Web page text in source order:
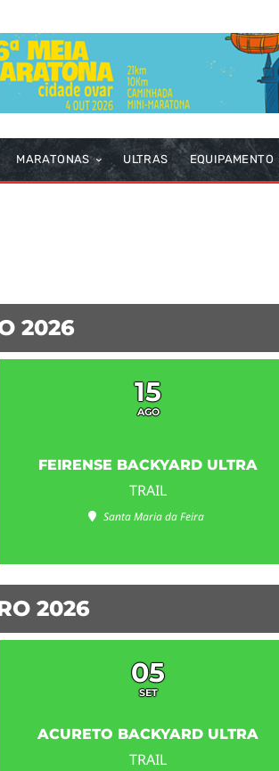
MARATONAS ULTRAS EQUIPAMENTO
2026
15
AGO
FEIRENSE BACKYARD ULTRA
TRAIL
Santa Maria da Feira
2026
05
SET
ACURETO BACKYARD ULTRA
TRAIL